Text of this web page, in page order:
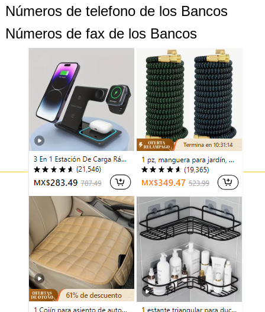
Números de telefono de los Bancos
Números de fax de los Bancos